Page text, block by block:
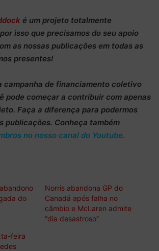
é um projeto totalmente
por isso que precisamos do seu apoio
as nossas publicações em todas as
presentes!
campanha de financiamento coletivo
pode começar a contribuir com apenas
Faça a diferença para podermos
publicações. Conheça também
no nosso canal do Youtube.
do
Norris abandona GP do
Canadá após falha no
câmbio e McLaren admite
“dia desastroso”
feira